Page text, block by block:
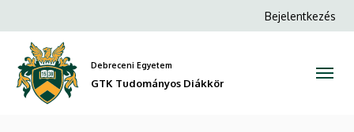
GTK
Tudományos
a
tartalomra
Anonim
Bejelentkezés
Debreceni Egyetem
GTK Tudományos Diákkör